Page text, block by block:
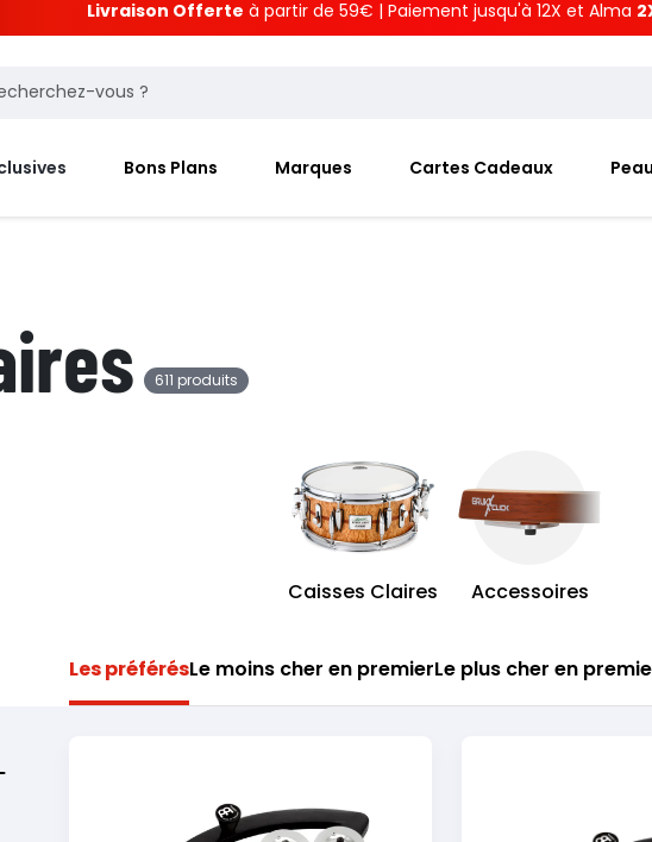
Livraison Offerte à partir de 59€ | Paiement jusqu'à 12X et Alma
Bons Plans Marques Cartes Cadeaux
611 produits
Caisses Claires Accessoires
Les préférésLe moins cher en premierLe plus cher en